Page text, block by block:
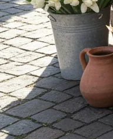
Markttage
Mittwoch,